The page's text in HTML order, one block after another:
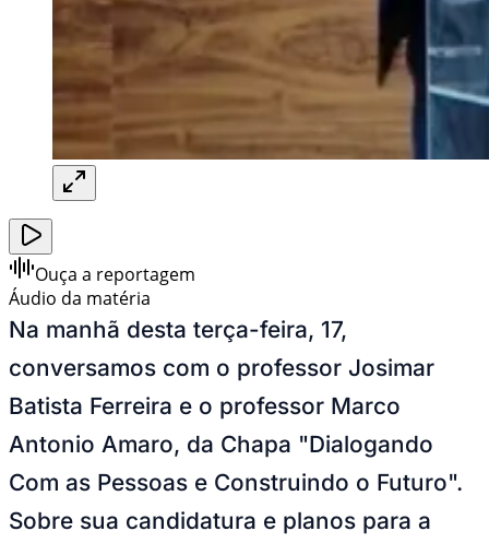
Ouça a reportagem
Áudio da matéria
Na manhã desta terça-feira, 17,
conversamos com o professor Josimar
Batista Ferreira e o professor Marco
Antonio Amaro, da Chapa "Dialogando
Com as Pessoas e Construindo o Futuro".
Sobre sua candidatura e planos para a